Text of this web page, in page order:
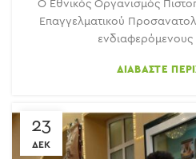
Ο Εθνικός Οργανισμός
Επαγγελματικού
ενδιαφερόμενους
ΔΙΑΒΆΣΤΕ
23
ΔΕΚ